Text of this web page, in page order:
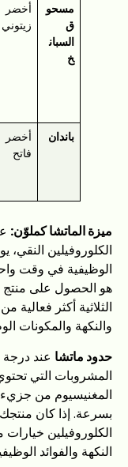
مسحو
ق
السبان
خ
أخضر
زيتوني
باندان
أخضر
فاتح
ميزة الماتشا كملوّن:
الكلوروفيلين النقي،
الوظيفية في وقت
هو الحصول على منتج
الثلاثية أكثر
والنكهة والمكونات
حدود ماتشا
المشروبات التي
المغنيسيوم من
بسرعة. إذا كان
الكلوروفيلين خيارات
النكهة والفوائد